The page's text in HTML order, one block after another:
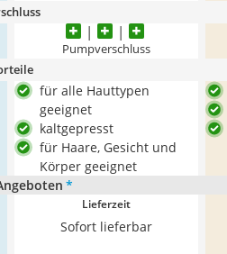
Pumpverschluss
für alle Hauttypen
geeignet
kaltgepresst
für Haare, Gesicht und
Körper geeignet
*
Lieferzeit
Sofort lieferbar